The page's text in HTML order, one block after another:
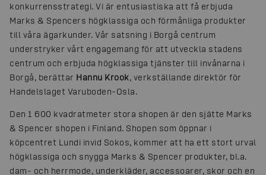
konkurrensstrategi. Vi är entusiastiska att få erbjuda
Marks & Spencers högklassiga och förmånliga produkter
till våra ägarkunder. Vår satsning i Borgå centrum
understryker vårt engagemang för att utveckla stadens
centrum och erbjuda högklassiga tjänster till invånarna i
Borgå, berättar Hannu Krook, verkställande direktör för
Handelslaget Varuboden-Osla.
Den 1 600 kvadratmeter stora shopen är den sjätte Marks
& Spencer shopen i Finland. Shopen som öppnar i
köpcentret Lundi invid Sokos, kommer att ha ett stort urval
högklassiga och snygga Marks & Spencer produkter, bl.a.
dam- och herrmode, underkläder, accessoarer, skor och en